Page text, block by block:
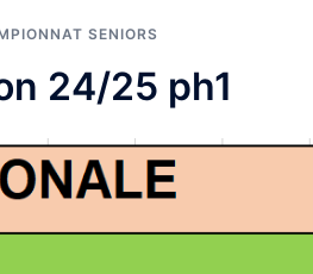
SENIORS
24/25 ph1